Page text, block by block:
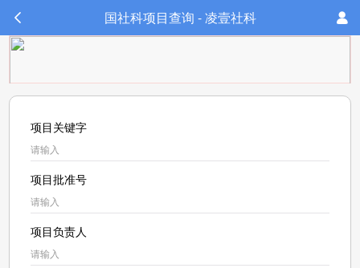
国社科项目查询 - 凌壹社科
项目关键字
项目批准号
项目负责人